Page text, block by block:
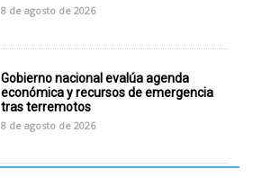
8 de agosto de 2026
Gobierno nacional evalúa agenda
económica y recursos de emergencia
tras terremotos
8 de agosto de 2026